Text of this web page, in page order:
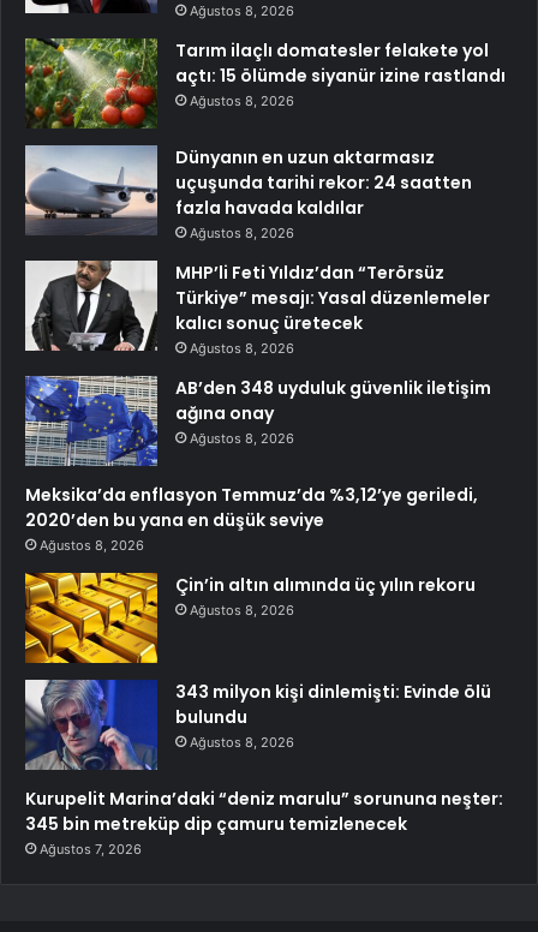
Ağustos 8, 2026
Tarım ilaçlı domatesler felakete yol
açtı: 15 ölümde siyanür izine rastlandı
Ağustos 8, 2026
Dünyanın en uzun aktarmasız
uçuşunda tarihi rekor: 24 saatten
fazla havada kaldılar
Ağustos 8, 2026
MHP’li Feti Yıldız’dan “Terörsüz
Türkiye” mesajı: Yasal düzenlemeler
kalıcı sonuç üretecek
Ağustos 8, 2026
AB’den 348 uyduluk güvenlik iletişim
ağına onay
Ağustos 8, 2026
Meksika’da enflasyon Temmuz’da %3,12’ye geriledi,
2020’den bu yana en düşük seviye
Ağustos 8, 2026
Çin’in altın alımında üç yılın rekoru
Ağustos 8, 2026
343 milyon kişi dinlemişti: Evinde ölü
bulundu
Ağustos 8, 2026
Kurupelit Marina’daki “deniz marulu” sorununa neşter:
345 bin metreküp dip çamuru temizlenecek
Ağustos 7, 2026